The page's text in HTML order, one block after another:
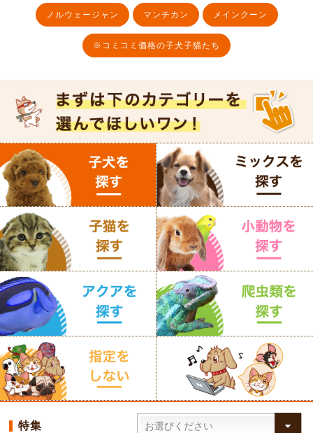
ノルウェージャン マンチカン メインクーン
※コミコミ価格の子犬子猫たち
特集